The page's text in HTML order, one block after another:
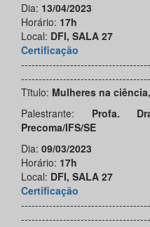
Dia: 13/04/2023
Horário: 17h
Local: DFI, SALA 27
Certificação
Tĩtulo: Mulheres na
Palestrante: Profa.
Precoma/IFS/SE
Dia: 09/03/2023
Horário: 17h
Local: DFI, SALA 27
Certificação